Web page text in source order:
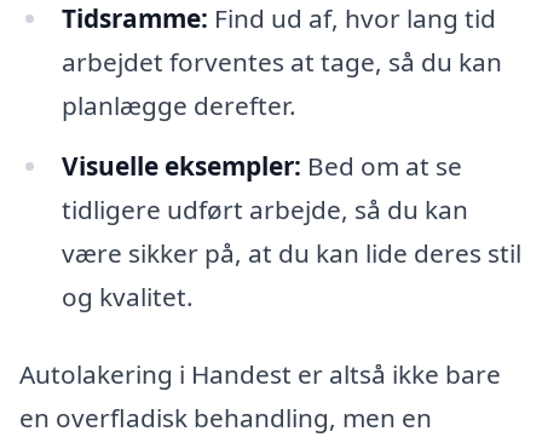
Tidsramme: Find ud af, hvor lang tid
arbejdet forventes at tage, så du kan
planlægge derefter.
Visuelle eksempler: Bed om at se
tidligere udført arbejde, så du kan
være sikker på, at du kan lide deres stil
og kvalitet.
Autolakering i Handest er altså ikke bare
en overfladisk behandling, men en